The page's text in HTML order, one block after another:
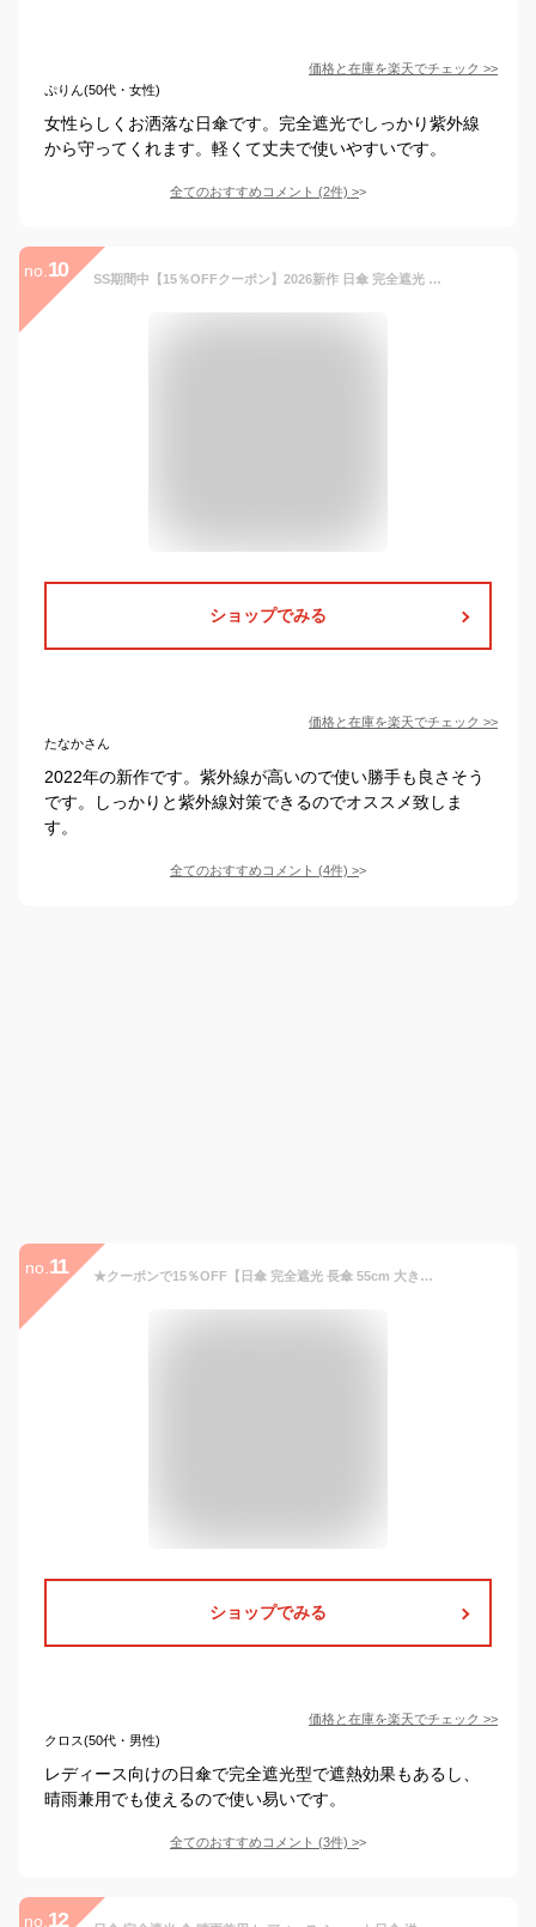
価格と在庫を楽天でチェック >>
ぷりん(50代・女性)
女性らしくお洒落な日傘です。完全遮光でしっかり紫外線
から守ってくれます。軽くて丈夫で使いやすいです。
全てのおすすめコメント (2件) >
no. 10 SS期間中【15％OFFクーポン】2026新作 日傘 完全遮光 長傘 55cm 大きめ 晴雨兼用 UVカット 紫外線対策 遮熱 1級遮光 涼しい 耐風 撥水 雨傘 ショート傘 おしゃれ 可愛い 女性 レディース prism bicolor【KIZAWA公式】
ショップでみる
価格と在庫を楽天でチェック >>
たなかさん
2022年の新作です。紫外線が高いので使い勝手も良さそう
です。しっかりと紫外線対策できるのでオススメ致しま
す。
全てのおすすめコメント (4件) >
no. 11 ★クーポンで15％OFF【日傘 完全遮光 長傘 55cm 大きめ】 晴雨兼用 送料無料 遮蔽率100% 遮光率100% UVカット 耐風 撥水 遮熱 涼しい 女性 レディース 1級遮光 雨傘 おしゃれ 可愛い 暑さ対策 梅雨 誕生日プレゼント 母の日ギフト
ショップでみる
価格と在庫を楽天でチェック >>
クロス(50代・男性)
レディース向けの日傘で完全遮光型で遮熱効果もあるし、
晴雨兼用でも使えるので使い易いです。
全てのおすすめコメント (3件) >
no. 12